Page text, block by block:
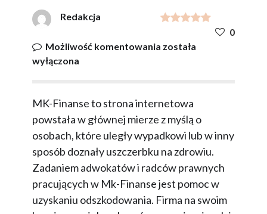
Redakcja
0
Możliwość komentowania Dochodzenie
została
wyłączona
MK-Finanse to strona internetowa
powstała w głównej mierze z myślą o
osobach, które uległy wypadkowi lub w inny
sposób doznały uszczerbku na zdrowiu.
Zadaniem adwokatów i radców prawnych
pracujących w Mk-Finanse jest pomoc w
uzyskaniu odszkodowania. Firma na swoim